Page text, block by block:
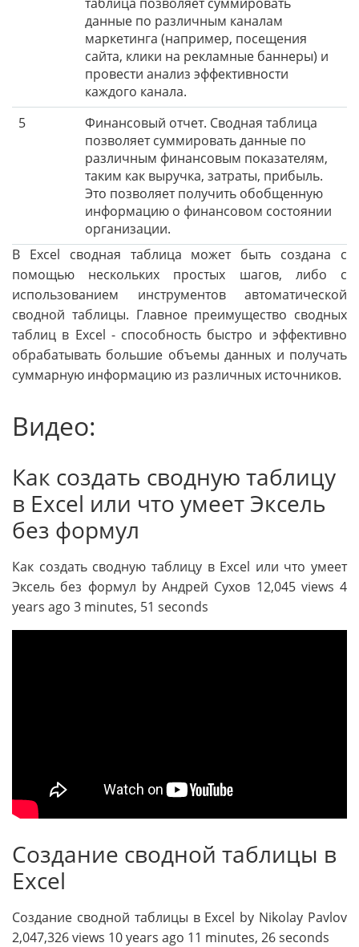
данные по различным каналам
маркетинга (например, посещения
сайта, клики на рекламные баннеры) и
провести анализ эффективности
каждого канала.
5
Финансовый отчет. Сводная таблица
позволяет суммировать данные по
различным финансовым показателям,
таким как выручка, затраты, прибыль.
Это позволяет получить обобщенную
информацию о финансовом состоянии
организации.
В Excel сводная таблица может быть создана с
помощью нескольких простых шагов, либо с
использованием инструментов автоматической
сводной таблицы. Главное преимущество сводных
таблиц в Excel - способность быстро и эффективно
обрабатывать большие объемы данных и получать
суммарную информацию из различных источников.
Видео:
Как создать сводную таблицу
в Excel или что умеет Эксель
без формул
Как создать сводную таблицу в Excel или что умеет
Эксель без формул by Андрей Сухов 12,045 views 4
years ago 3 minutes, 51 seconds
Создание сводной таблицы в
Excel
Создание сводной таблицы в Excel by Nikolay Pavlov
2,047,326 views 10 years ago 11 minutes, 26 seconds